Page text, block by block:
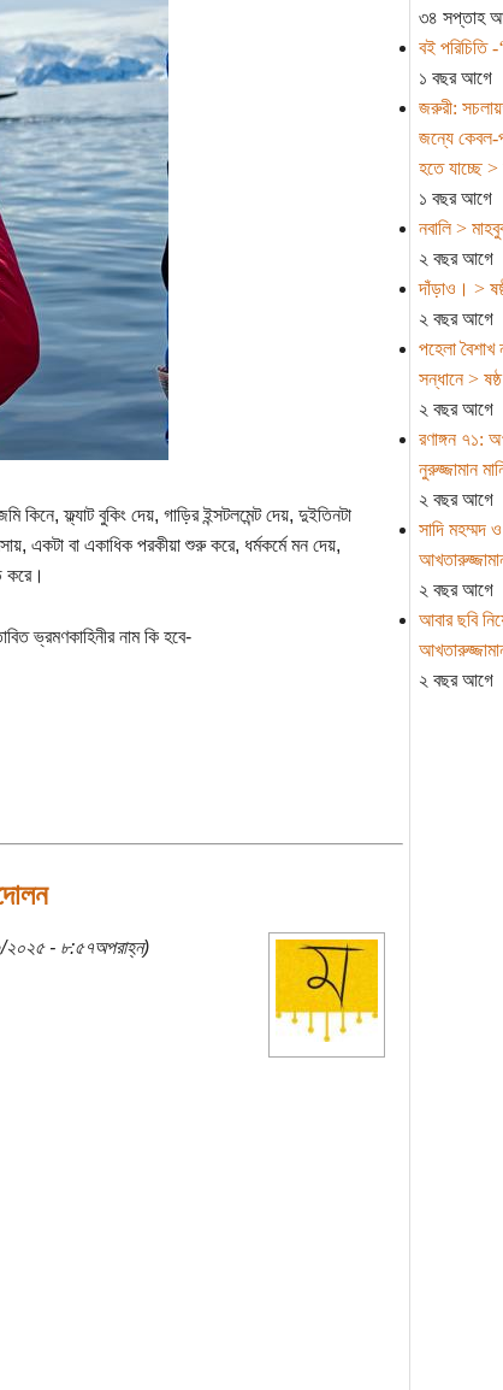
কিনে, ফ্ল্যাট বুকিং দেয়, গাড়ির ইন্সটলমেন্ট দেয়, দুইতিনটা
একটা বা একাধিক পরকীয়া শুরু করে, ধর্মকর্মে মন দেয়,
করে।
ভ্রমণকাহিনীর নাম কি হবে-
২০২৫ - ৮:৫৭অপরাহ্ন)
৩৪ সপ্তাহ
বই পরিচিতি
১ বছর আগে
জরুরী:
জন্যে কেবল-
হতে যাচ্ছে
১ বছর আগে
নবালি >
২ বছর আগে
দাঁড়াও। >
২ বছর আগে
পহেলা বৈশাখ
সন্ধানে >
২ বছর আগে
রণাঙ্গন ৭১:
নুরুজ্জামান
২ বছর আগে
সাদি মহম্মদ
২ বছর আগে
আবার ছবি
২ বছর আগে